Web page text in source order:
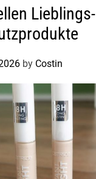
Lieblings-
by Costin